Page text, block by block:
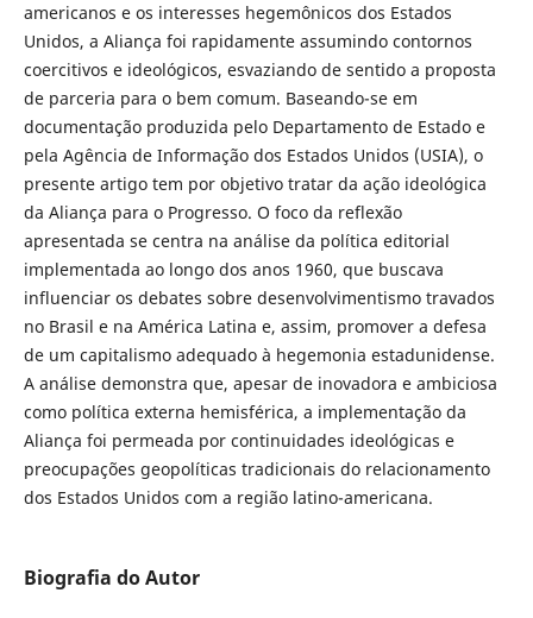
americanos e os interesses hegemônicos dos Estados
Unidos, a Aliança foi rapidamente assumindo contornos
coercitivos e ideológicos, esvaziando de sentido a proposta
de parceria para o bem comum. Baseando-se em
documentação produzida pelo Departamento de Estado e
pela Agência de Informação dos Estados Unidos (USIA), o
presente artigo tem por objetivo tratar da ação ideológica
da Aliança para o Progresso. O foco da reflexão
apresentada se centra na análise da política editorial
implementada ao longo dos anos 1960, que buscava
influenciar os debates sobre desenvolvimentismo travados
no Brasil e na América Latina e, assim, promover a defesa
de um capitalismo adequado à hegemonia estadunidense.
A análise demonstra que, apesar de inovadora e ambiciosa
como política externa hemisférica, a implementação da
Aliança foi permeada por continuidades ideológicas e
preocupações geopolíticas tradicionais do relacionamento
dos Estados Unidos com a região latino-americana.
Biografia do Autor